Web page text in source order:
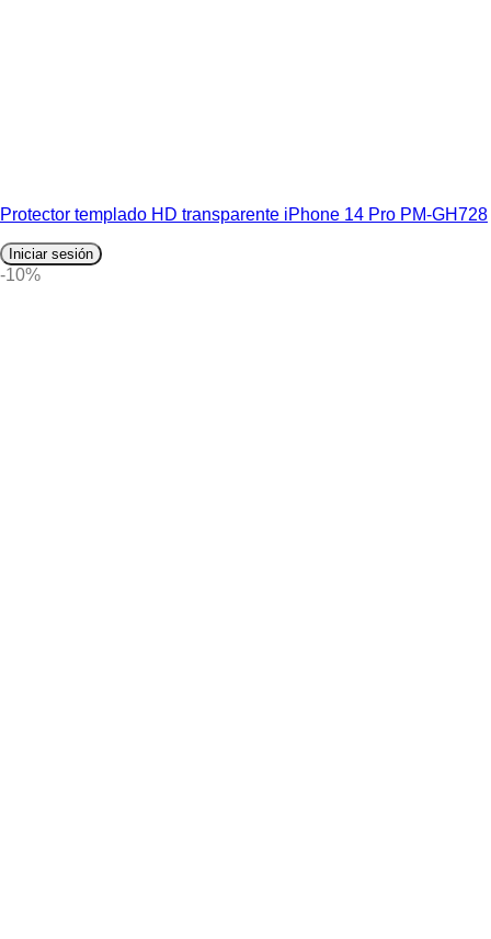
Protector templado HD transparente iPhone 14 Pro PM-GH728
Iniciar sesión
-10%